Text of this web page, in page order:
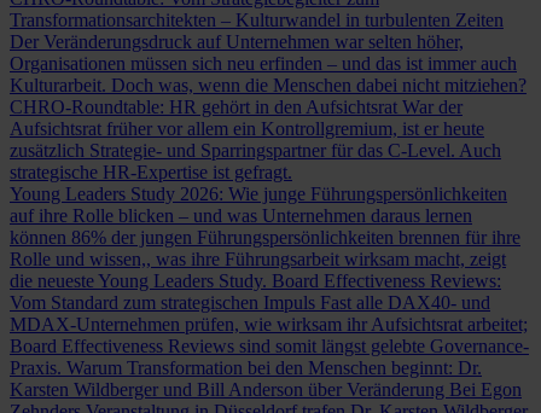
Transformationsarchitekten – Kulturwandel in turbulenten Zeiten
Der Veränderungsdruck auf Unternehmen war selten höher,
Organisationen müssen sich neu erfinden – und das ist immer auch
Kulturarbeit. Doch was, wenn die Menschen dabei nicht mitziehen?
CHRO-Roundtable: HR gehört in den Aufsichtsrat War der
Aufsichtsrat früher vor allem ein Kontrollgremium, ist er heute
zusätzlich Strategie- und Sparringspartner für das C-Level. Auch
strategische HR-Expertise ist gefragt.
Young Leaders Study 2026: Wie junge Führungspersönlichkeiten
auf ihre Rolle blicken – und was Unternehmen daraus lernen
können 86% der jungen Führungspersönlichkeiten brennen für ihre
Rolle und wissen,, was ihre Führungsarbeit wirksam macht, zeigt
die neueste Young Leaders Study. Board Effectiveness Reviews:
Vom Standard zum strategischen Impuls Fast alle DAX40- und
MDAX-Unternehmen prüfen, wie wirksam ihr Aufsichtsrat arbeitet;
Board Effectiveness Reviews sind somit längst gelebte Governance-
Praxis. Warum Transformation bei den Menschen beginnt: Dr.
Karsten Wildberger und Bill Anderson über Veränderung Bei Egon